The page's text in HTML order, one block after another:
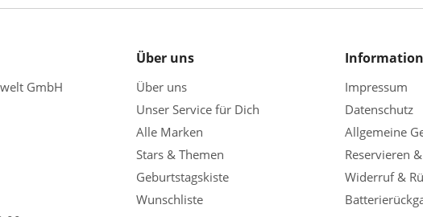
GmbH
Über uns
Über uns
Unser Service für Dich
Alle Marken
Stars & Themen
Geburtstagskiste
Wunschliste
Impressum
Datenschutz
Allgemeine
Reservieren
Widerruf &